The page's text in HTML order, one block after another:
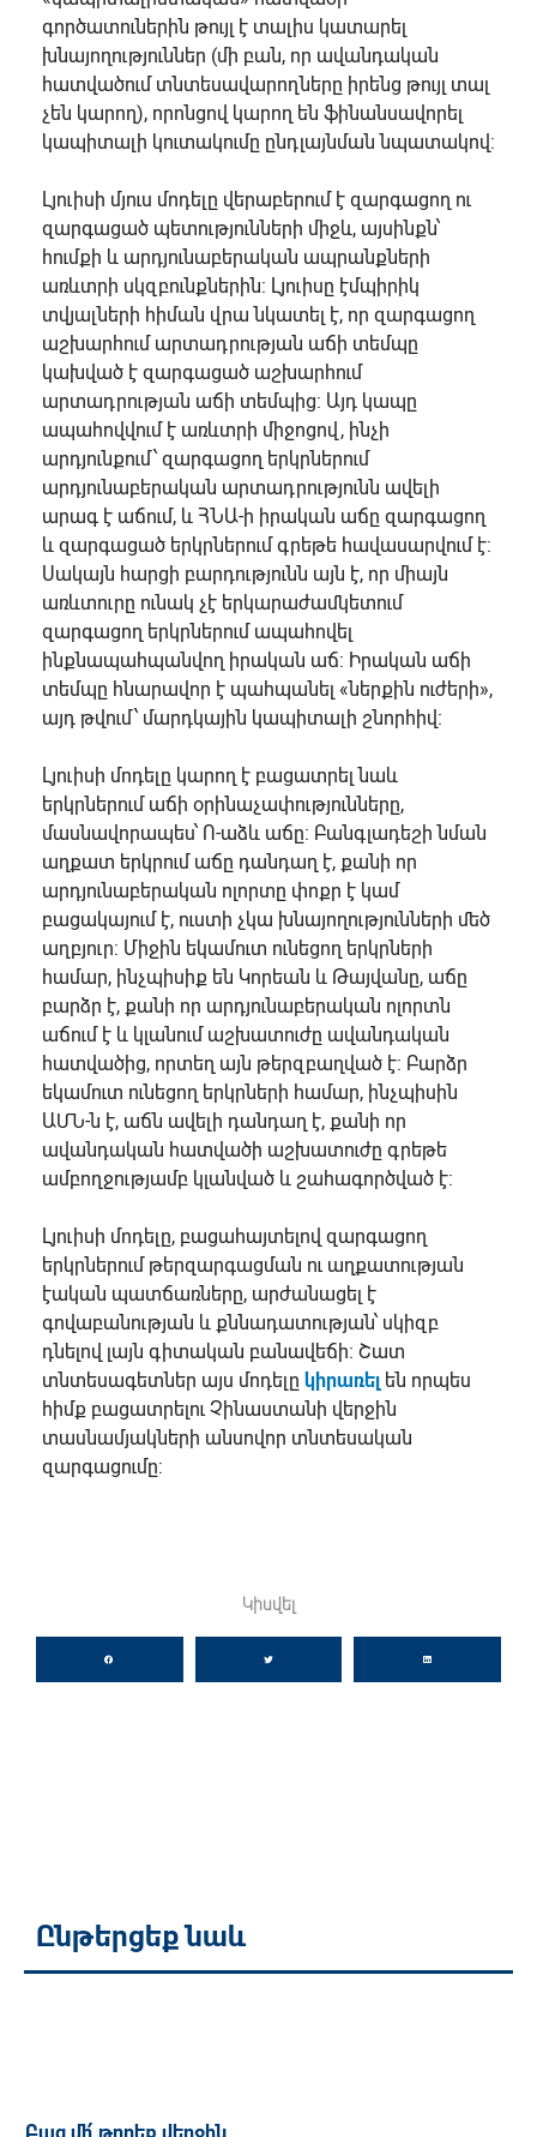
գործատուներին թույլ է տալիս կատարել
խնայողություններ (մի բան, որ ավանդական
հատվածում տնտեսավարողները իրենց թույլ տալ
չեն կարող), որոնցով կարող են ֆինանսավորել
կապիտալի կուտակումը ընդլայնման նպատակով:
Լյուիսի մյուս մոդելը վերաբերում է զարգացող ու
զարգացած պետությունների միջև, այսինքն՝
հումքի և արդյունաբերական ապրանքների
առևտրի սկզբունքներին: Լյուիսը էմպիրիկ
տվյալների հիման վրա նկատել է, որ զարգացող
աշխարհում արտադրության աճի տեմպը
կախված է զարգացած աշխարհում
արտադրության աճի տեմպից: Այդ կապը
ապահովվում է առևտրի միջոցով, ինչի
արդյունքում՝ զարգացող երկրներում
արդյունաբերական արտադրությունն ավելի
արագ է աճում, և ՀՆԱ-ի իրական աճը զարգացող
և զարգացած երկրներում գրեթե հավասարվում է:
Սակայն հարցի բարդությունն այն է, որ միայն
առևտուրը ունակ չէ երկարաժամկետում
զարգացող երկրներում ապահովել
ինքնապահպանվող իրական աճ: Իրական աճի
տեմպը հնարավոր է պահպանել «ներքին ուժերի»,
այդ թվում՝ մարդկային կապիտալի շնորհիվ:
Լյուիսի մոդելը կարող է բացատրել նաև
երկրներում աճի օրինաչափությունները,
մասնավորապես՝ Ո-աձև աճը: Բանգլադեշի նման
աղքատ երկրում աճը դանդաղ է, քանի որ
արդյունաբերական ոլորտը փոքր է կամ
բացակայում է, ուստի չկա խնայողությունների մեծ
աղբյուր: Միջին եկամուտ ունեցող երկրների
համար, ինչպիսիք են Կորեան և Թայվանը, աճը
բարձր է, քանի որ արդյունաբերական ոլորտն
աճում է և կլանում աշխատուժը ավանդական
հատվածից, որտեղ այն թերզբաղված է: Բարձր
եկամուտ ունեցող երկրների համար, ինչպիսին
ԱՄՆ-ն է, աճն ավելի դանդաղ է, քանի որ
ավանդական հատվածի աշխատուժը գրեթե
ամբողջությամբ կլանված և շահագործված է:
Լյուիսի մոդելը, բացահայտելով զարգացող
երկրներում թերզարգացման ու աղքատության
էական պատճառները, արժանացել է
գովաբանության և քննադատության՝ սկիզբ
դնելով լայն գիտական բանավեճի: Շատ
տնտեսագետներ այս մոդելը կիրառել են որպես
հիմք բացատրելու Չինաստանի վերջին
տասնամյակների անսովոր տնտեսական
զարգացումը:
Կիսվել
Ընթերցեք նաև